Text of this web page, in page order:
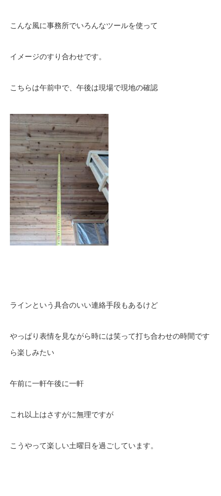
こんな風に事務所でいろんなツールを使って
イメージのすり合わせです。
こちらは午前中で、午後は現場で現地の確認
ラインという具合のいい連絡手段もあるけど
やっぱり表情を見ながら時には笑って打ち合わせの時間です
ら楽しみたい
午前に一軒午後に一軒
これ以上はさすがに無理ですが
こうやって楽しい土曜日を過ごしています。